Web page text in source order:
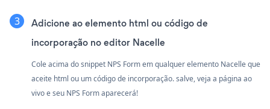
Adicione ao elemento html ou código de
incorporação no editor Nacelle
Cole acima do snippet NPS Form em qualquer elemento Nacelle que
aceite html ou um código de incorporação. salve, veja a página ao
vivo e seu NPS Form aparecerá!